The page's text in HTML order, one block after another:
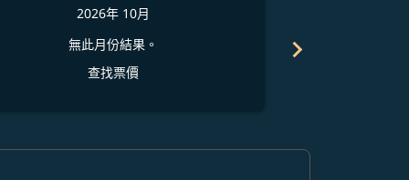
2026年 10月
無此月份結果。
查找票價
chevron_right